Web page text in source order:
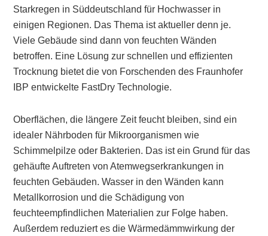
Starkregen in Süddeutschland für Hochwasser in
einigen Regionen. Das Thema ist aktueller denn je.
Viele Gebäude sind dann von feuchten Wänden
betroffen. Eine Lösung zur schnellen und effizienten
Trocknung bietet die von Forschenden des Fraunhofer
IBP entwickelte FastDry Technologie.
Oberflächen, die längere Zeit feucht bleiben, sind ein
idealer Nährboden für Mikroorganismen wie
Schimmelpilze oder Bakterien. Das ist ein Grund für das
gehäufte Auftreten von Atemwegserkrankungen in
feuchten Gebäuden. Wasser in den Wänden kann
Metallkorrosion und die Schädigung von
feuchteempfindlichen Materialien zur Folge haben.
Außerdem reduziert es die Wärmedämmwirkung der